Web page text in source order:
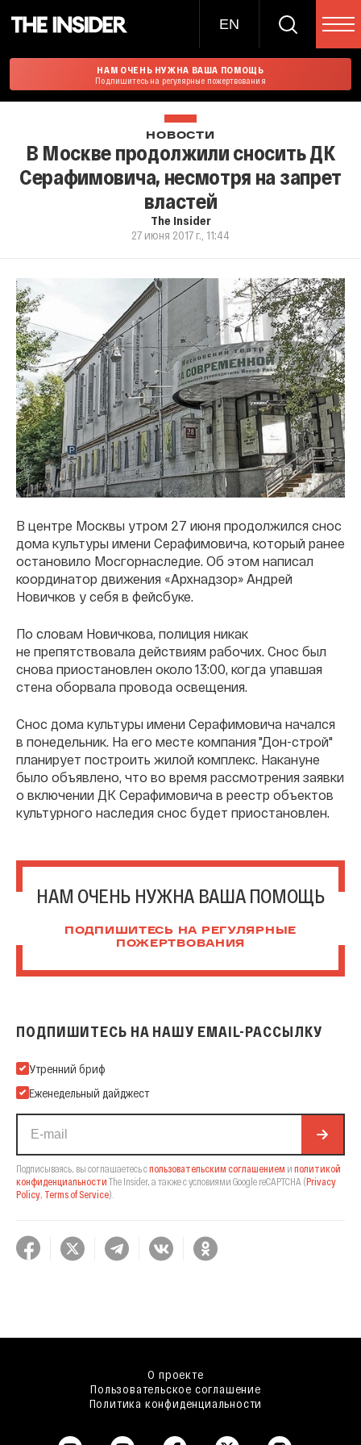
EN
НАМ ОЧЕНЬ НУЖНА ВАША ПОМОЩЬ
Подпишитесь на регулярные пожертвования
НОВОСТИ
В Москве продолжили сносить ДК
Серафимовича, несмотря на запрет
властей
The Insider
27 июня 2017 г., 11:44
В центре Москвы утром 27 июня продолжился снос
дома культуры имени Серафимовича, который ранее
остановило Мосгорнаследие. Об этом написал
координатор движения «Архнадзор» Андрей
Новичков у себя в фейсбуке.
По словам Новичкова, полиция никак
не препятствовала действиям рабочих. Снос был
снова приостановлен около 13:00, когда упавшая
стена оборвала провода освещения.
Снос дома культуры имени Серафимовича начался
в понедельник. На его месте компания "Дон-строй"
планирует построить жилой комплекс. Накануне
было объявлено, что во время рассмотрения заявки
о включении ДК Серафимовича в реестр объектов
культурного наследия снос будет приостановлен.
НАМ ОЧЕНЬ НУЖНА ВАША ПОМОЩЬ
ПОДПИШИТЕСЬ НА РЕГУЛЯРНЫЕ
ПОЖЕРТВОВАНИЯ
ПОДПИШИТЕСЬ НА НАШУ EMAIL-РАССЫЛКУ
Подпишитесь на нашу Email-рассылку
Утренний бриф
Еженедельный дайджест
Подписываясь, вы соглашаетесь спользовательским соглашением и политикой
конфиденциальности The Insider, а также с условиями Google reCAPTCHA (Privacy
Policy, Terms of Service).
О проекте
Пользовательское соглашение
Политика конфиденциальности